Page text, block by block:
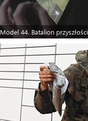
Model 44. Batalion